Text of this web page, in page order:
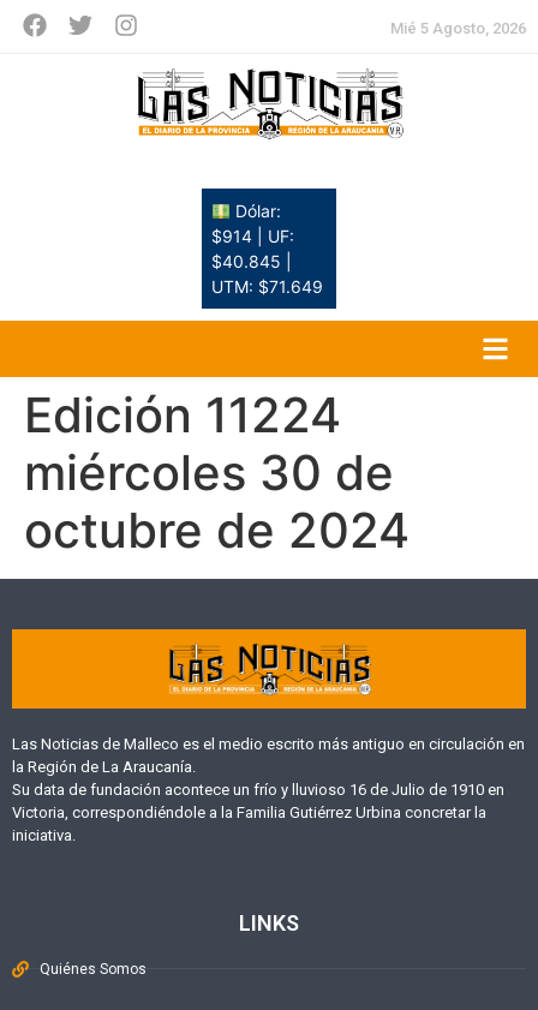
Mié 5 Agosto, 2026
Dólar:
$914 | UF:
$40.845 |
UTM: $71.649
Edición 11224
miércoles 30 de
octubre de 2024
Las Noticias de Malleco es el medio escrito más antiguo en circulación en
la Región de La Araucanía.
Su data de fundación acontece un frío y lluvioso 16 de Julio de 1910 en
Victoria, correspondiéndole a la Familia Gutiérrez Urbina concretar la
iniciativa.
LINKS
Quiénes Somos